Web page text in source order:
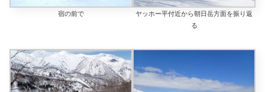
宿の前で
ヤッホー平付近から朝日岳方面を振り返
る